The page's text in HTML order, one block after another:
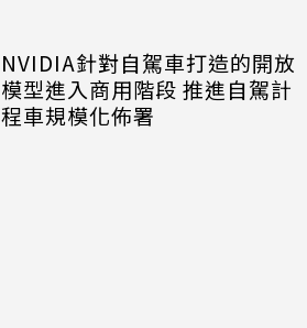
NVIDIA針對自駕車打造的開放
模型進入商用階段 推進自駕計
程車規模化佈署